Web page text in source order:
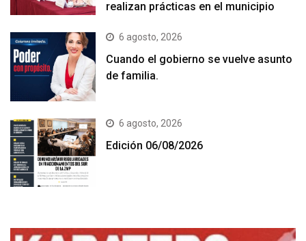
realizan prácticas en el municipio
6 agosto, 2026
Cuando el gobierno se vuelve asunto
de familia.
6 agosto, 2026
Edición 06/08/2026